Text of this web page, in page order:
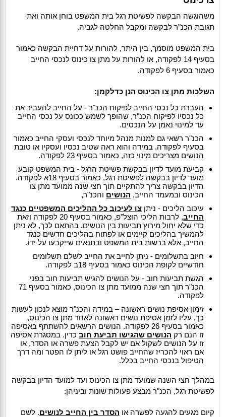
משהוגשה הבקשה לפשיטת רגל בית המשפט בוחן אותה ואת
תגובת הכנ"ר לבקשה ומקבל החלטה לגביה.
בית המשפט מוסמך, בין היתר, להורות על דחיית הבקשה כאמור
בסעיף 14 לפקודה, או להורות על מתן צו כינוס לנכסי החייב
כאמור בסעיף 6 לפקודה.
השלכות מתן צו הכינוס הנן כדלקמן:
העברת כל נכסי החייב לפיקוח הכנ"ר - על החייב להעביר את
כל נכסיו לפיקוח הכנ"ר, שהופך לשמש ככונס על נכסי החייב
עד למינוי נאמן על הנכסים.
הכנ"ר רשאי גם למנות מנהל מיוחד לנכסי ועסקי החייב כאמור
בסעיף לפקודה, במידה והוא ראה שטיב נכסיו ועסקיו או טובת
הנושים מצריכים מינוי כזה, כאמור בסעיף 23 לפקודה.
קביעת מועד לדיון בבקשת פשיטת הרגל - בית המשפט קובע
מועד לדיון בבקשה לפשיטת רגל, כאמור בסעיף 18א לפקודה.
הדיון בבקשה צריך להתקיים תוך חצי שנה ממועד מתן צו
הכינוס ובמעמד החייב, הנושים והכנ"ר,
עיכוב הליכים - ניתן צו לעיכוב כל ההליכים המשפטיים כנגד
החייב
, לרבות הליכי הוצל"פ, כאמור בסעיף 20 לפקודה וזאת
כדי שלא יחול מירוץ תביעות בין הנושים. בהתאם לכך, לא ניתן
להמשיך בהליכים קיימים או לפתוח בהליכים חדשים כנגד
החייב, אלא ברשות בית המשפט ובתנאים שייקבעו על ידו.
חיוב בתשלומים - ניתן לחייב את החייב לשלם תשלומים
חודשיים לקופת הכינוס כאמור בסעיף 18ב לפקודה.
הגשת תביעות חוב - על הנושים להגיש תביעות חוב בפני
הכנ"ר תוך חצי שנה ממועד מתן צו הכינוס, כאמור בסעיף 71
לפקודה.
זימון אסיפת נושים ראשונה – במידה והכנ"ר מוצא לנכון לעשות
כך, עליו לזמן אסיפת נושים ראשונה לאחר מתן צו הכינוס,
כאמור בסעיף 26 לפקודה. הנושים הרשאים להשתתף באסיפה
זו הנם רק הנושים שהגישו תביעת חובכדין. במסגרת אסיפה
זו על הנושים לשקול אם יש לקבל הצעת פשרה או הסדר, או
אם ראוי להכריז שהחייב פושט רגל או ליתן לו הפטר ומה דרך
הטיפול בנכסי החייב בכלל.
במהלך חצי השנה שמועד מתן צו הכינוס ועד למועד הדיון בבקשה
לפשיטת רגל, הכנ"ר מבצע פעולות שונות וביניהן:
קיום מגעים להגעה לפשרה או הסדר בין החייב לנושים. לשם